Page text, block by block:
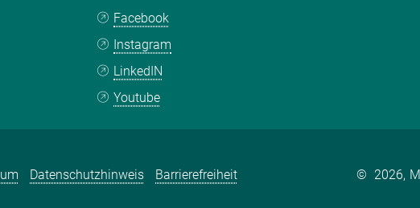
Facebook
Instagram
LinkedIN
Youtube
Datenschutzhinweis Barrierefreiheit © 2026,